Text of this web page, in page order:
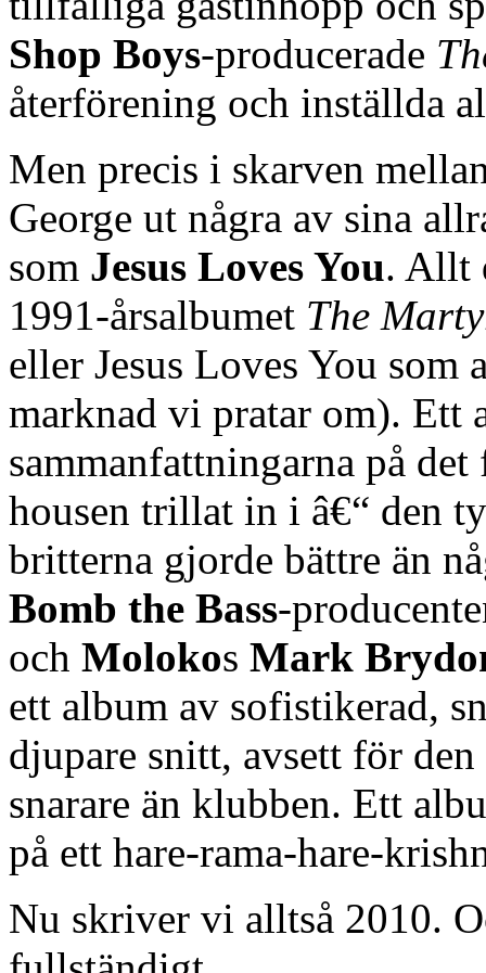
Shop Boys-producerade
återförening och inställda
Men precis i skarven
George ut några av sina
som Jesus Loves You. Allt
1991-årsalbumet The
eller Jesus Loves You som
marknad vi pratar om). Ett
sammanfattningarna på
housen trillat in i â€“ den
britterna gjorde bättre än
Bomb the Bass-
och Molokos Mark
ett album av sofistikerad,
djupare snitt, avsett för
snarare än klubben. Ett
på ett hare-rama-hare-
Nu skriver vi alltså 2010.